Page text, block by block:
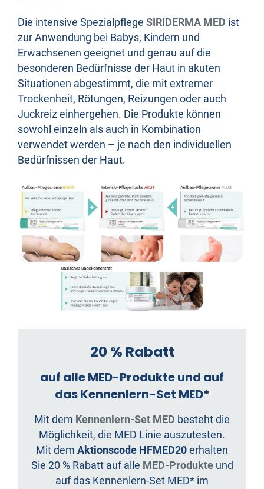
Die intensive Spezialpflege SIRIDERMA MED ist
zur Anwendung bei Babys, Kindern und
Erwachsenen geeignet und genau auf die
besonderen Bedürfnisse der Haut in akuten
Situationen abgestimmt, die mit extremer
Trockenheit, Rötungen, Reizungen oder auch
Juckreiz einhergehen. Die Produkte können
sowohl einzeln als auch in Kombination
verwendet werden – je nach den individuellen
Bedürfnissen der Haut.
20 % Rabatt
auf alle MED-Produkte und auf
das Kennenlern-Set MED*
Mit dem Kennenlern-Set MED besteht die
Möglichkeit, die MED Linie auszutesten.
Mit dem Aktionscode HFMED20 erhalten
Sie 20 % Rabatt auf alle MED-Produkteund
auf das Kennenlern-Set MED* im